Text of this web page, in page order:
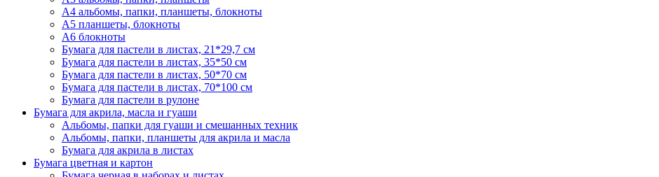
А4 альбомы, папки, планшеты, блокноты
А5 планшеты, блокноты
А6 блокноты
Бумага для пастели в листах, 21*29,7 см
Бумага для пастели в листах, 35*50 см
Бумага для пастели в листах, 50*70 см
Бумага для пастели в листах, 70*100 см
Бумага для пастели в рулоне
Бумага для акрила, масла и гуаши
Альбомы, папки для гуаши и смешанных техник
Альбомы, папки, планшеты для акрила и масла
Бумага для акрила в листах
Бумага цветная и картон